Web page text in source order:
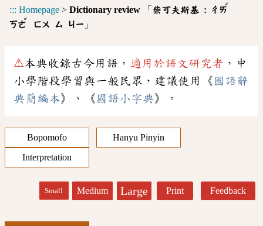
::: Homepage > Dictionary review 「 柴可夫斯基 : ㄔㄞ
ˊ
ㄎㄜ
ˇ
ㄈㄨ ㄙ ㄐㄧ 」
⚠本典收錄古今用語， 適用於語文研究者 ，中
小學階段學習與一般民眾，建議使用《 國語辭
典簡編本》、《 國語小字典》。
Bopomofo
Hanyu Pinyin
Interpretation
Small Medium Large Print Feedback